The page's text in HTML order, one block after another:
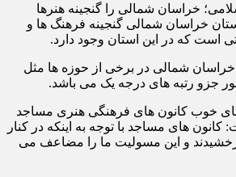
خراسان شمالی را گنجینه هنرها
خراسان شمالی گنجینه فرهنگ ها و
است که در این استان وجود دارد.
خراسان شمالی در برخی از حوزه ها مثل
جزو رتبه های درجه یک می باشد.
خوب کانون های فرهنگی هنری مساجد
های مساجد با توجه به اینکه در کنار
و این مسولیت ما را مضاعف می